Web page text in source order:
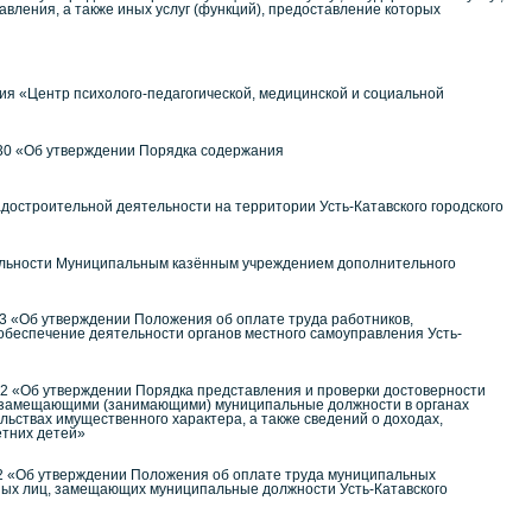
а также иных услуг (функций), предоставление которых
«Центр психолого-педагогической, медицинской и социальной
«Об утверждении Порядка содержания
деятельности на территории Усть-Катавского городского
Муниципальным казённым учреждением дополнительного
«Об утверждении Положения об оплате труда работников,
деятельности органов местного самоуправления Усть-
«Об утверждении Порядка представления и проверки достоверности
(занимающими) муниципальные должности в органах
имущественного характера, а также сведений о доходах,
детей»
«Об утверждении Положения об оплате труда муниципальных
лиц, замещающих муниципальные должности Усть-Катавского